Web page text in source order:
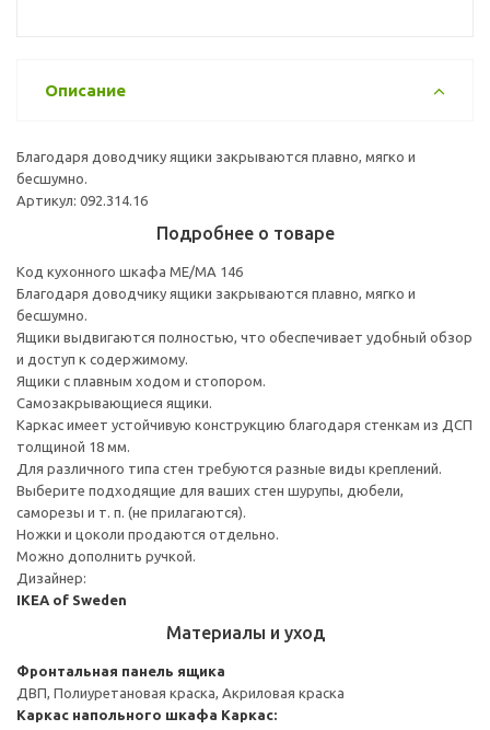
Описание
Благодаря доводчику ящики закрываются плавно, мягко и
бесшумно.
Артикул: 092.314.16
Подробнее о товаре
Код кухонного шкафа ME/MA 146
Благодаря доводчику ящики закрываются плавно, мягко и
бесшумно.
Ящики выдвигаются полностью, что обеспечивает удобный обзор
и доступ к содержимому.
Ящики с плавным ходом и стопором.
Самозакрывающиеся ящики.
Каркас имеет устойчивую конструкцию благодаря стенкам из ДСП
толщиной 18 мм.
Для различного типа стен требуются разные виды креплений.
Выберите подходящие для ваших стен шурупы, дюбели,
саморезы и т. п. (не прилагаются).
Ножки и цоколи продаются отдельно.
Можно дополнить ручкой.
Дизайнер:
IKEA of Sweden
Материалы и уход
Фронтальная панель ящика
ДВП, Полиуретановая краска, Акриловая краска
Каркас напольного шкафа Каркас: